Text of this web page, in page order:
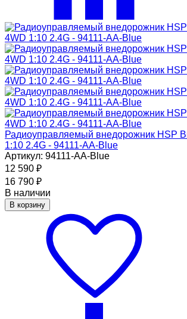
Радиоуправляемый внедорожник HSP
1:10 2.4G - 94111-AA-Blue
Артикул: 94111-AA-Blue
12 590 ₽
16 790 ₽
В наличии
В корзину